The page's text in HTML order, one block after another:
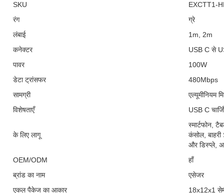
SKU
EXCTT1-
रंग
ग्रे
लंबाई
1m, 2m
कनेक्टर
USB C से
पावर
100W
डेटा ट्रांसफर
480Mbps
सामग्री
एल्यूमीनियम
विशेषताएँ
USB C
के लिए लागू
स्मार्टफोन,
कंसोल, बाहरी
और डिस्प्ले,
OEM/ODM
हाँ
ब्रांड का नाम
एसेजर
एकल पैकेज का आकार
18x12x1